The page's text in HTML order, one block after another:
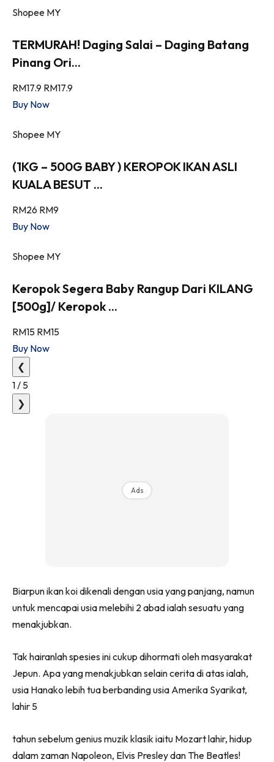
Shopee MY
TERMURAH! Daging Salai – Daging Batang
Pinang Ori...
RM17.9 RM17.9
Buy Now
Shopee MY
(1KG – 500G BABY ) KEROPOK IKAN ASLI
KUALA BESUT ...
RM26 RM9
Buy Now
Shopee MY
Keropok Segera Baby Rangup Dari KILANG
[500g]/ Keropok ...
RM15 RM15
Buy Now
❮
1/ 5
❯
Ads
Biarpun ikan koi dikenali dengan usia yang panjang, namun
untuk mencapai usia melebihi 2 abad ialah sesuatu yang
menakjubkan.
Tak hairanlah spesies ini cukup dihormati oleh masyarakat
Jepun. Apa yang menakjubkan selain cerita di atas ialah,
usia Hanako lebih tua berbanding usia Amerika Syarikat,
lahir 5
tahun sebelum genius muzik klasik iaitu Mozart lahir, hidup
dalam zaman Napoleon, Elvis Presley dan The Beatles!